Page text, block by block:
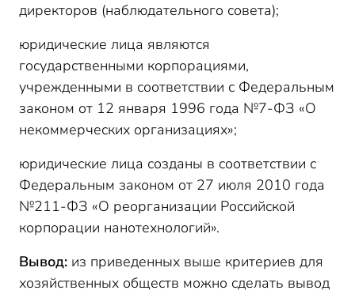
директоров (наблюдательного совета);
юридические лица являются
государственными корпорациями,
учрежденными в соответствии с Федеральным
законом от 12 января 1996 года №7-ФЗ «О
некоммерческих организациях»;
юридические лица созданы в соответствии с
Федеральным законом от 27 июля 2010 года
№211-ФЗ «О реорганизации Российской
корпорации нанотехнологий».
Вывод: из приведенных выше критериев для
хозяйственных обществ можно сделать вывод